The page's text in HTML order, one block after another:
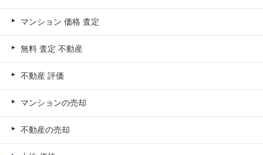
マンション 価格 査定
無料 査定 不動産
不動産 評価
マンションの売却
不動産の売却